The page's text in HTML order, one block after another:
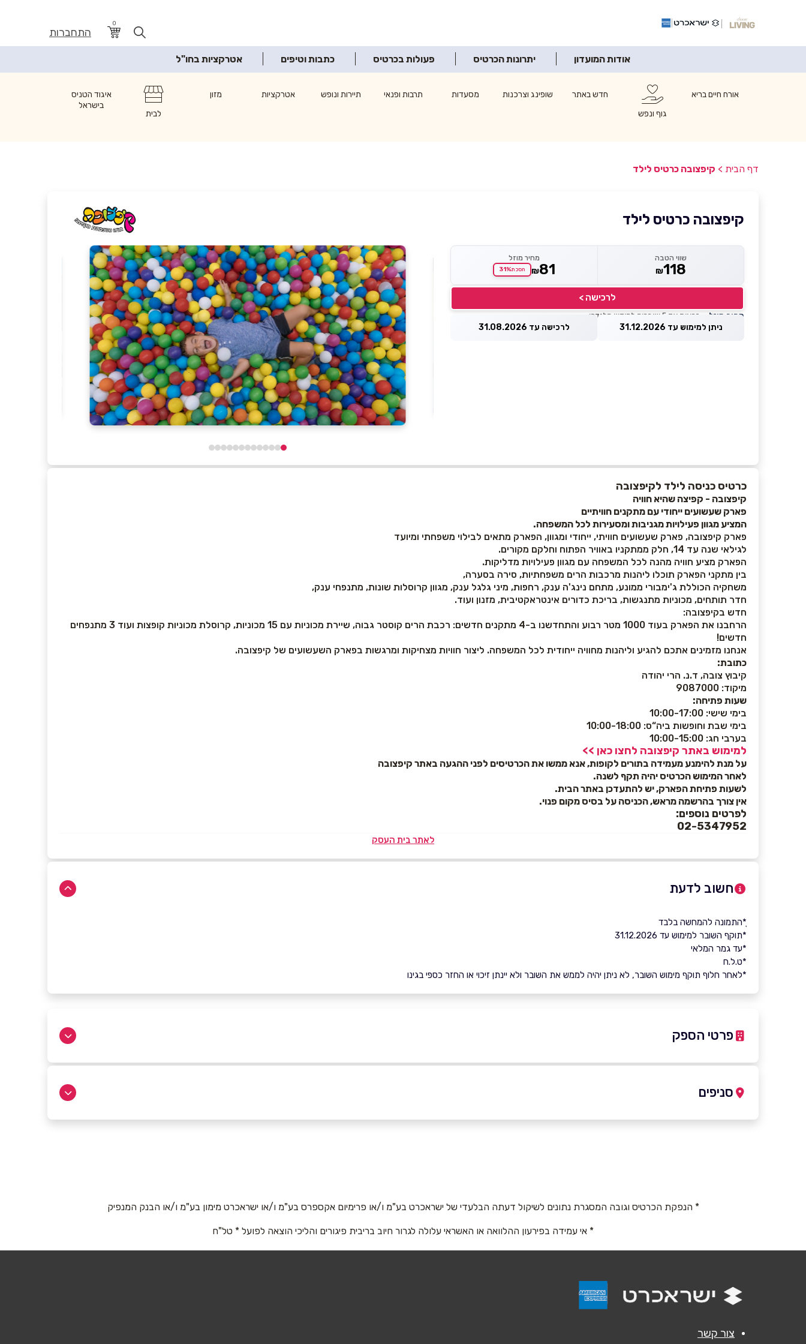
0
התחברות
אודות המועדון יתרונות הכרטיס פעולות בכרטיס כתבות וטיפים אטרקציות בחו"ל
אורח חיים בריא
גוף ונפש
חדש באתר שופינג וצרכנות מסעדות תרבות ופנאי תיירות ונופש אטרקציות
מזון
לבית
איגוד הטניס
בישראל
דף הבית > קיפצובה כרטיס לילד
קיפצובה כרטיס לילד
שווי הטבה
₪118
מחיר מוזל
₪81 חסכת31%
לרכישה >
מחיר מוזל — זכאות עד 5 שוברים לחודש קלנדרי
ניתן למימוש עד 31.12.2026 לרכישה עד 31.08.2026
כרטיס כניסה לילד לקיפצובה
קיפצובה - קפיצה שהיא חוויה
פארק שעשועים ייחודי עם מתקנים חוויתיים
המציע מגוון פעילויות מגניבות ומסעירות לכל המשפחה.
פארק קיפצובה, פארק שעשועים חוויתי, ייחודי ומגוון, הפארק מתאים לבילוי משפחתי ומיועד
לגילאי שנה עד 14, חלק ממתקניו באוויר הפתוח וחלקם מקורים.
הפארק מציע חוויה מהנה לכל המשפחה עם מגוון פעילויות מדליקות.
בין מתקני הפארק תוכלו ליהנות מרכבות הרים משפחתיות, סירה בסערה,
משחקיה הכוללת ג'ימבורי ממונע, מתחם נינג'ה ענק, רחפות, מיני גלגל ענק, מגוון קרוסלות שונות, מתנפחי ענק,
חדר תותחים, מכוניות מתנגשות, בריכת כדורים אינטראקטיבית, מזנון ועוד.
חדש בקיפצובה:
הרחבנו את הפארק בעוד 1000 מטר רבוע והתחדשנו ב-4 מתקנים חדשים: רכבת הרים קוסטר גבוה, שיירת מכוניות עם 15 מכוניות, קרוסלת מכוניות קופצות ועוד 3 מתנפחים
חדשים!
אנחנו מזמינים אתכם להגיע וליהנות מחוויה ייחודית לכל המשפחה. ליצור חוויות מצחיקות ומרגשות בפארק השעשועים של קיפצובה.
כתובת:
קיבוץ צובה, ד.נ. הרי יהודה
מיקוד: 9087000
שעות פתיחה:
בימי שישי: 10:00-17:00
בימי שבת וחופשות ביה“ס: 10:00-18:00
בערבי חג: 10:00-15:00
למימוש באתר קיפצובה לחצו כאן >>
על מנת להימנע מעמידה בתורים לקופות, אנא ממשו את הכרטיסים לפני ההגעה באתר קיפצובה
לאחר המימוש הכרטיס יהיה תקף לשנה.
לשעות פתיחת הפארק, יש להתעדכן באתר הבית.
אין צורך בהרשמה מראש, הכניסה על בסיס מקום פנוי.
לפרטים נוספים:
02-5347952
לאתר בית העסק
חשוב לדעת
ָ*התמונה להמחשה בלבד
*תוקף השובר למימוש עד 31.12.2026
*עד גמר המלאי
*ט.ל.ח
*לאחר חלוף תוקף מימוש השובר, לא ניתן יהיה לממש את השובר ולא יינתן זיכוי או החזר כספי בגינו
פרטי הספק
באתר
אימייל
הודעה*
סניפים
* הנפקת הכרטיס וגובה המסגרת נתונים לשיקול דעתה הבלעדי של ישראכרט בע"מ ו/או פרימיום אקספרס בע"מ ו/או ישראכרט מימון בע"מ ו/או הבנק המנפיק
* אי עמידה בפירעון ההלוואה או האשראי עלולה לגרור חיוב בריבית פיגורים והליכי הוצאה לפועל * טל"ח
צור קשר